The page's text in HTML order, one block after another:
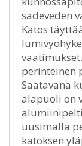
sadeveden
Katos
perinteinen
Saatavana
alapuoli on
uusimalla
katoksen